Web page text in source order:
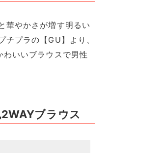
華やかさが増す明るい
プラの【GU】より、
いいブラウスで男性
ブラウス